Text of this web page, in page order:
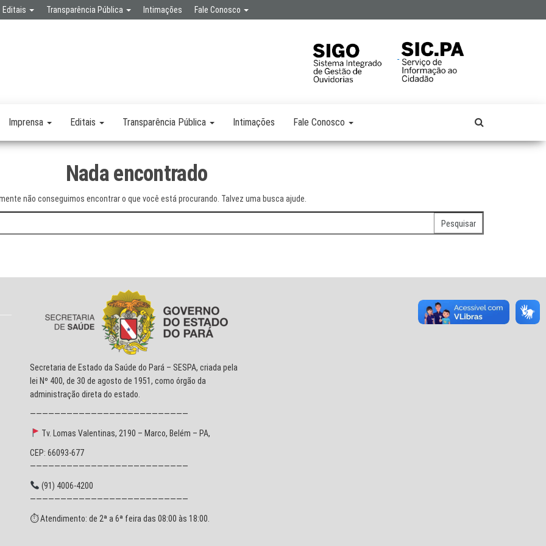
Editais Transparência Pública Intimações Fale Conosco
Imprensa Editais Transparência Pública Intimações Fale Conosco
Nada encontrado
não conseguimos encontrar o que você está procurando. Talvez uma busca ajude.
Secretaria de Estado da Saúde do Pará – SESPA, criada pela
lei Nº 400, de 30 de agosto de 1951, como órgão da
administração direta do estado.
——————————————————————————
Tv. Lomas Valentinas, 2190 – Marco, Belém – PA,
CEP: 66093-677
——————————————————————————
(91) 4006-4200
——————————————————————————
⏱ Atendimento: de 2ª a 6ª feira das 08:00 às 18:00.